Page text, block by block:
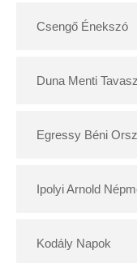
Csengő Énekszó
Duna Menti Tavasz
Egressy Béni
Ipolyi Arnold
Kodály Napok